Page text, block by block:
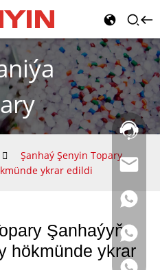
Gyzgyn
liniýa:
021-
69591888
Şanhaý Şenyin Topary
ykrar edildi
Şanhaýyň
hökmünde ykrar